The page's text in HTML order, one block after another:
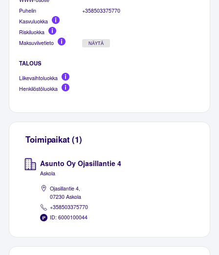
Puhelin
+358503375770
Kasvuluokka
Riskiluokka
Maksuviivetieto
NÄYTÄ
TALOUS
Liikevaihtoluokka
Henkilöstöluokka
Toimipaikat (1)
Asunto Oy Ojasillantie 4
Askola
Ojasillantie 4,
07230 Askola
+358503375770
ID: 6000100044